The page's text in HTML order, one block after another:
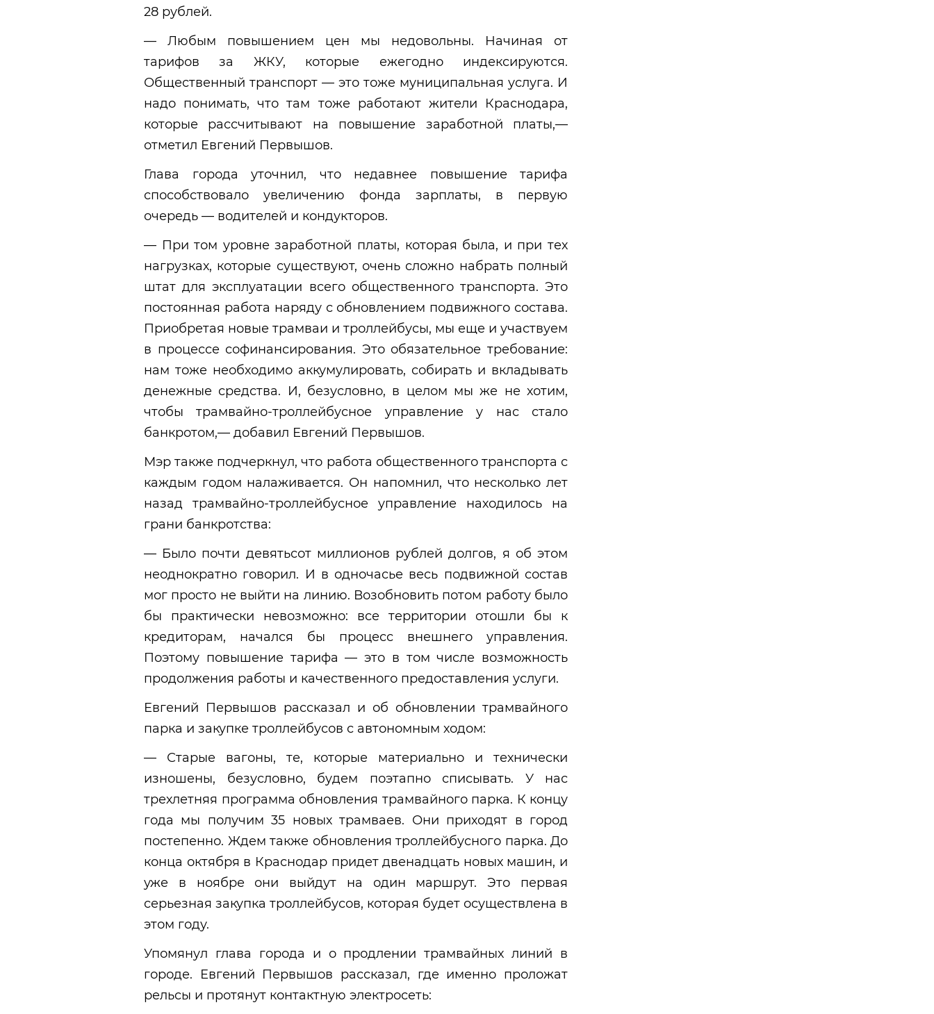
28 рублей.
— Любым повышением цен мы недовольны. Начиная от
тарифов за ЖКУ, которые ежегодно индексируются.
Общественный транспорт — это тоже муниципальная услуга. И
надо понимать, что там тоже работают жители Краснодара,
которые рассчитывают на повышение заработной платы,—
отметил Евгений Первышов.
Глава города уточнил, что недавнее повышение тарифа
способствовало увеличению фонда зарплаты, в первую
очередь — водителей и кондукторов.
— При том уровне заработной платы, которая была, и при тех
нагрузках, которые существуют, очень сложно набрать полный
штат для эксплуатации всего общественного транспорта. Это
постоянная работа наряду с обновлением подвижного состава.
Приобретая новые трамваи и троллейбусы, мы еще и участвуем
в процессе софинансирования. Это обязательное требование:
нам тоже необходимо аккумулировать, собирать и вкладывать
денежные средства. И, безусловно, в целом мы же не хотим,
чтобы трамвайно-троллейбусное управление у нас стало
банкротом,— добавил Евгений Первышов.
Мэр также подчеркнул, что работа общественного транспорта с
каждым годом налаживается. Он напомнил, что несколько лет
назад трамвайно-троллейбусное управление находилось на
грани банкротства:
— Было почти девятьсот миллионов рублей долгов, я об этом
неоднократно говорил. И в одночасье весь подвижной состав
мог просто не выйти на линию. Возобновить потом работу было
бы практически невозможно: все территории отошли бы к
кредиторам, начался бы процесс внешнего управления.
Поэтому повышение тарифа — это в том числе возможность
продолжения работы и качественного предоставления услуги.
Евгений Первышов рассказал и об обновлении трамвайного
парка и закупке троллейбусов с автономным ходом:
— Старые вагоны, те, которые материально и технически
изношены, безусловно, будем поэтапно списывать. У нас
трехлетняя программа обновления трамвайного парка. К концу
года мы получим 35 новых трамваев. Они приходят в город
постепенно. Ждем также обновления троллейбусного парка. До
конца октября в Краснодар придет двенадцать новых машин, и
уже в ноябре они выйдут на один маршрут. Это первая
серьезная закупка троллейбусов, которая будет осуществлена в
этом году.
Упомянул глава города и о продлении трамвайных линий в
городе. Евгений Первышов рассказал, где именно проложат
рельсы и протянут контактную электросеть: